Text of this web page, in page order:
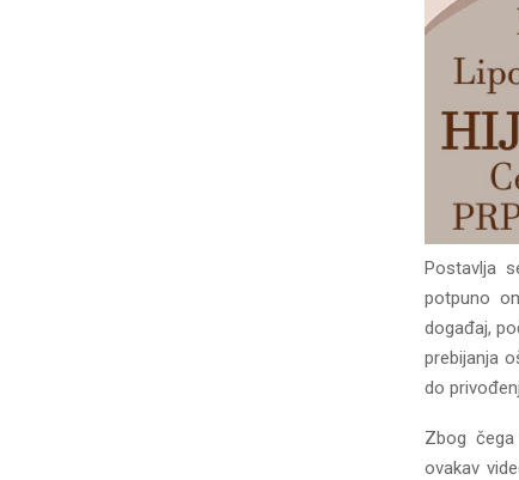
Postavlja
potpuno
događaj,
prebijanja
do
Zbog
ovakav